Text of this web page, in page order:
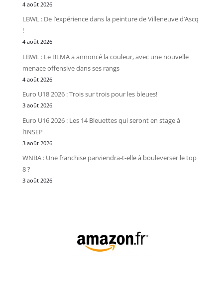
4 août 2026
LBWL : De l’expérience dans la peinture de Villeneuve d’Ascq
!
4 août 2026
LBWL : Le BLMA a annoncé la couleur, avec une nouvelle
menace offensive dans ses rangs
4 août 2026
Euro U18 2026 : Trois sur trois pour les bleues!
3 août 2026
Euro U16 2026 : Les 14 Bleuettes qui seront en stage à
l’INSEP
3 août 2026
WNBA : Une franchise parviendra-t-elle à bouleverser le top
8 ?
3 août 2026